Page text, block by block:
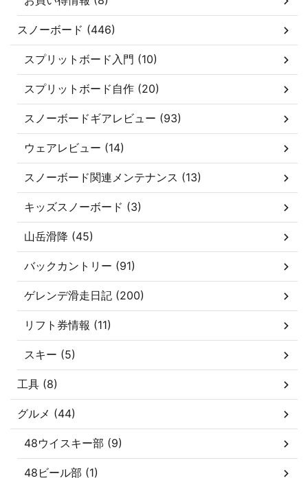
スノーボード (446)
スプリットボード入門 (10)
スプリットボード自作 (20)
スノーボードギアレビュー (93)
ウェアレビュー (14)
スノーボード関連メンテナンス (13)
キッズスノーボード (3)
山岳滑降 (45)
バックカントリー (91)
ゲレンデ滑走日記 (200)
リフト券情報 (11)
スキー (5)
工具 (8)
グルメ (44)
48ウイスキー部 (9)
48ビール部 (1)